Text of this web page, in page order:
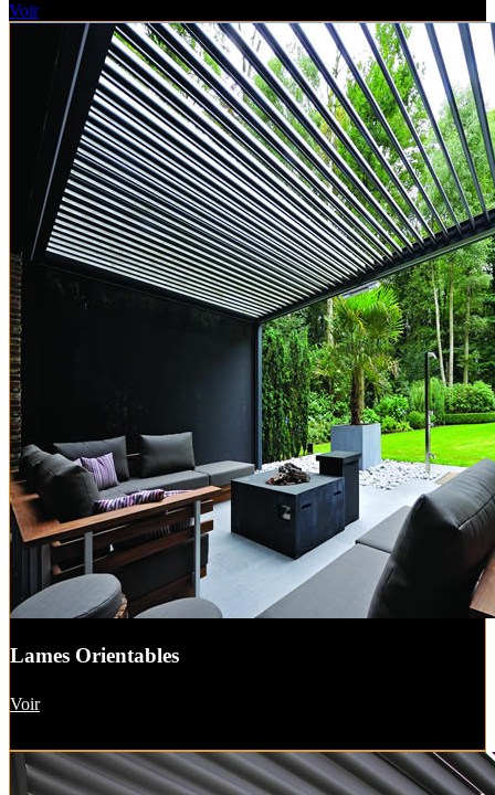
Voir
Lames Orientables
Voir